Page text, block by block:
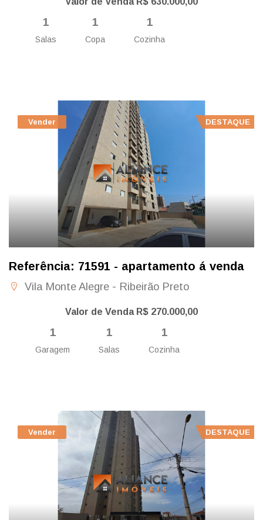
1
Salas
1
Copa
1
Cozinha
Vender DESTAQUE
Referência: 71591 - apartamento á venda
Vila Monte Alegre - Ribeirão Preto
Valor de Venda R$ 270.000,00
1
Garagem
1
Salas
1
Cozinha
Vender DESTAQUE